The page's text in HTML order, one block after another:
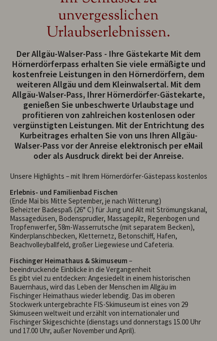
unvergesslichen
Urlaubserlebnissen.
Der Allgäu-Walser-Pass - Ihre Gästekarte Mit dem
Hörnerdörferpass erhalten Sie viele ermäßigte und
kostenfreie Leistungen in den Hörnerdörfern, dem
weiteren Allgäu und dem Kleinwalsertal. Mit dem
Allgäu-Walser-Pass, Ihrer Hörnerdörfer-Gästekarte,
genießen Sie unbeschwerte Urlaubstage und
profitieren von zahlreichen kostenlosen oder
vergünstigten Leistungen. Mit der Entrichtung des
Kurbeitrages erhalten Sie von uns Ihren Allgäu-
Walser-Pass vor der Anreise elektronisch per eMail
oder als Ausdruck direkt bei der Anreise.
Unsere Highlights – mit Ihrem Hörnerdörfer-Gästepass kostenlos
Erlebnis- und Familienbad Fischen
(Ende Mai bis Mitte September, je nach Witterung)
Beheizter Badespaß (26° C) für Jung und Alt mit Strömungskanal,
Massagedüsen, Bodensprudler, Massagepilz, Regenbogen und
Tropfenwerfer, 58m-Wasserrutsche (mit separatem Becken),
Kinderplanschbecken, Kletternetz, Betonschiff, Hafen,
Beachvolleyballfeld, großer Liegewiese und Cafeteria.
Fischinger Heimathaus & Skimuseum–
beeindruckende Einblicke in die Vergangenheit
Es gibt viel zu entdecken: Angesiedelt in einem historischen
Bauernhaus, wird das Leben der Menschen im Allgäu im
Fischinger Heimathaus wieder lebendig. Das im oberen
Stockwerk untergebrachte FIS-Skimuseum ist eines von 29
Skimuseen weltweit und erzählt von internationaler und
Fischinger Skigeschichte (dienstags und donnerstags 15.00 Uhr
und 17.00 Uhr, außer November und April).